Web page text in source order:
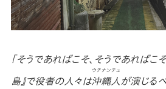
「そうであればこそ、そうであればこ
島』で役者の人々は沖縄人
ウチナンチュ
が演じる